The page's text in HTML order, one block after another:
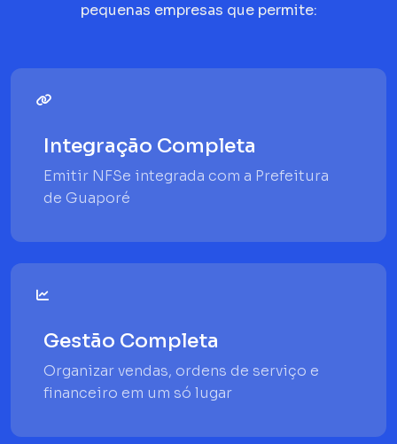
pequenas empresas que permite:
Integração Completa
Emitir NFSe integrada com a Prefeitura
de Guaporé
Gestão Completa
Organizar vendas, ordens de serviço e
financeiro em um só lugar